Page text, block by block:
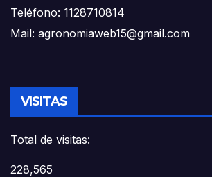
Teléfono: 1128710814
Mail: agronomiaweb15@gmail.com
VISITAS
Total de visitas:
228,565